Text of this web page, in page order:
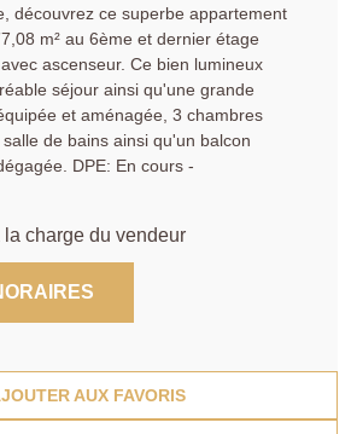
découvrez ce superbe appartement
m² au 6ème et dernier étage
ascenseur. Ce bien lumineux
séjour ainsi qu'une grande
et aménagée, 3 chambres
de bains ainsi qu'un balcon
DPE: En cours -
la charge du vendeur
AUX FAVORIS